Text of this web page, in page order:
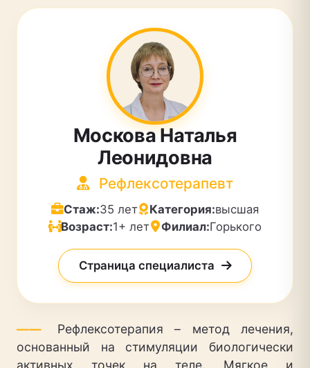
Москова Наталья
Леонидовна
Рефлексотерапевт
Стаж:35 лет Категория:высшая
Возраст:1+ лет Филиал:Горького
Страница специалиста
——
Рефлексотерапия – метод лечения,
основанный на стимуляции биологически
активных точек на теле. Мягкое и